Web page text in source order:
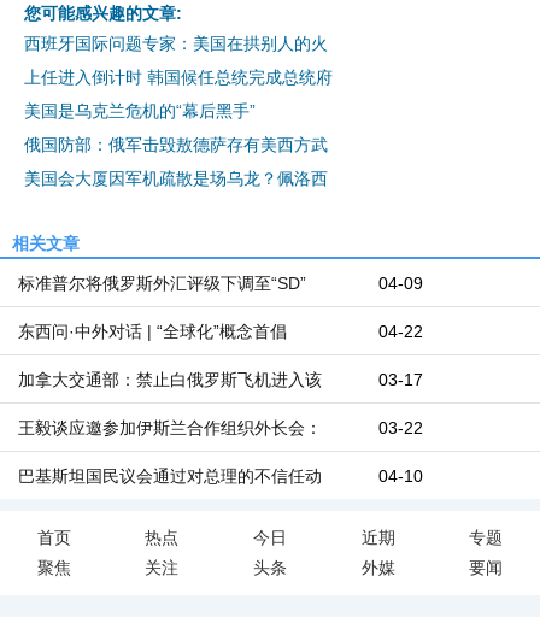
您可能感兴趣的文章:
西班牙国际问题专家：美国在拱别人的火
上任进入倒计时 韩国候任总统完成总统府
美国是乌克兰危机的“幕后黑手”
俄国防部：俄军击毁敖德萨存有美西方武
美国会大厦因军机疏散是场乌龙？佩洛西
相关文章
04-09
标准普尔将俄罗斯外汇评级下调至“SD”
04-22
东西问·中外对话 | “全球化”概念首倡
03-17
加拿大交通部：禁止白俄罗斯飞机进入该
03-22
王毅谈应邀参加伊斯兰合作组织外长会：
04-10
巴基斯坦国民议会通过对总理的不信任动
首页 热点 今日 近期
专题
聚焦
关注 头条 外媒 要闻